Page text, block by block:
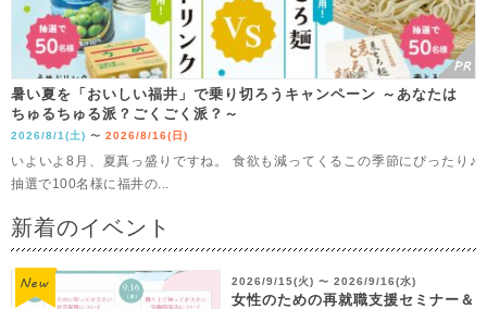
暑い夏を「おいしい福井」で乗り切ろうキャンペーン ～あなたは
ちゅるちゅる派？ごくごく派？～
2026/8/1(土) 〜 2026/8/16(日)
いよいよ8月、夏真っ盛りですね。 食欲も減ってくるこの季節にぴったり♪
抽選で100名様に福井の...
新着のイベント
2026/9/15(火) 〜 2026/9/16(水)
女性のための再就職支援セミナー＆